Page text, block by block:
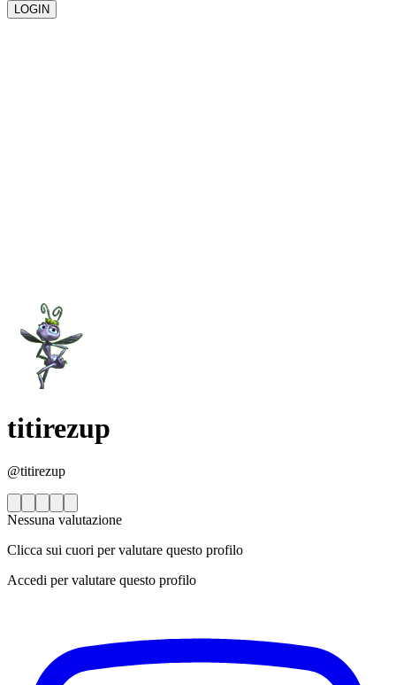
LOGIN
titirezup
@titirezup
Nessuna valutazione
Clicca sui cuori per valutare questo profilo
Accedi per valutare questo profilo